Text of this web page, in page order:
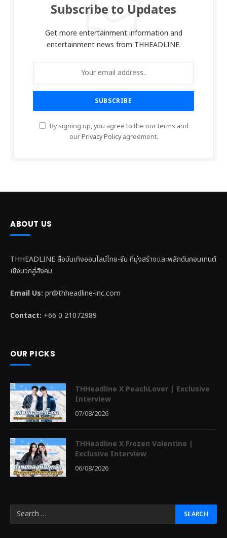
Subscribe to Updates
Get more entertainment information and
entertainment news from THHEADLINE.
By signing up, you agree to the our terms and
ourPrivacy Policyagreement.
ABOUT US
THHEADLINE สื่อบันเทิงออนไลน์ไทย-จีน ที่มุ่งสร้างและพลักดันคอนเทนต์
เชิงบวกสู่สังคม
Email Us: pr@thheadline-inc.com
Contact: +66 0 21072989
OUR PICKS
THHeadline X PeachLover | Exclusive
Interview
07/08/2026
THHeadline X Frozen Valentine |
Exclusive Interview
06/08/2026